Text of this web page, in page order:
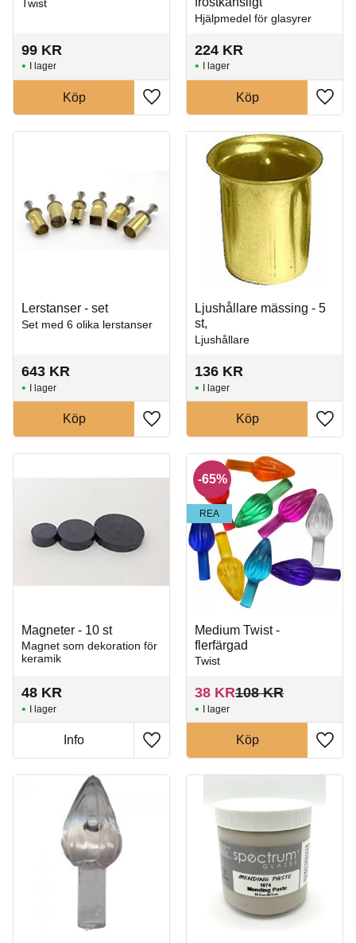
Twist
99 KR
Lägg till i favoriter
I lager
Köp
Hjälpmedel för glasyrer
224 KR
Lägg
I lager
Köp
Lerstanser - set
Set med 6 olika lerstanser
643 KR
Lägg till i favoriter
I lager
Köp
Ljushållare mässing - 5
st,
Ljushållare
136 KR
Lägg
I lager
Köp
Magneter - 10 st
Magnet som dekoration för
keramik
48 KR
Lägg till i favoriter
I lager
Info
Medium Twist -
flerfärgad
Twist
38 KR108KR
65%
REA
Lägg
I lager
Köp